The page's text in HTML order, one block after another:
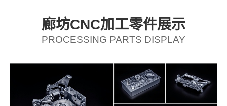
廊坊CNC加工零件展示
PROCESSING PARTS DISPLAY